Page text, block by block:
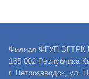
Филиал ФГУП
185 002 Республика
г. Петрозаводск, ул.